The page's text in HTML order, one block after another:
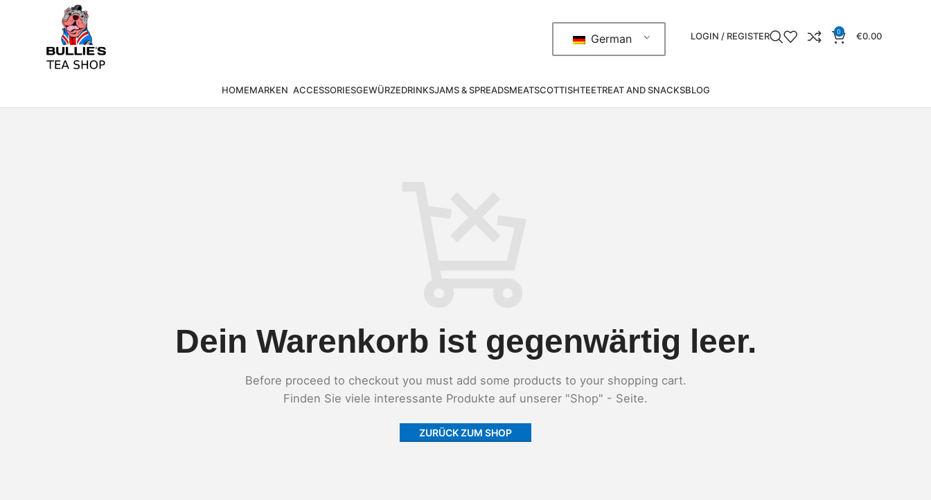
German LOGIN / REGISTER 0 €0.00
HOMEMARKEN ACCESSORIESGEWÜRZEDRINKSJAMS & SPREADSMEATSCOTTISHTEETREAT AND SNACKSBLOG
Dein Warenkorb ist gegenwärtig leer.
Before proceed to checkout you must add some products to your shopping cart.
Finden Sie viele interessante Produkte auf unserer "Shop" - Seite.
ZURÜCK ZUM SHOP